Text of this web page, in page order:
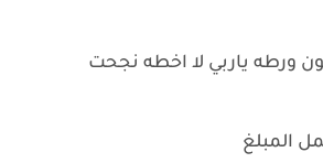
ورطه ياربي لا اخطه نجحت
المبلغ